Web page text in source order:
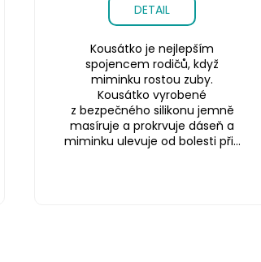
DETAIL
Kousátko je nejlepším
spojencem rodičů, když
miminku rostou zuby.
Kousátko vyrobené
z bezpečného silikonu jemně
masíruje a prokrvuje dáseň a
miminku ulevuje od bolesti při...